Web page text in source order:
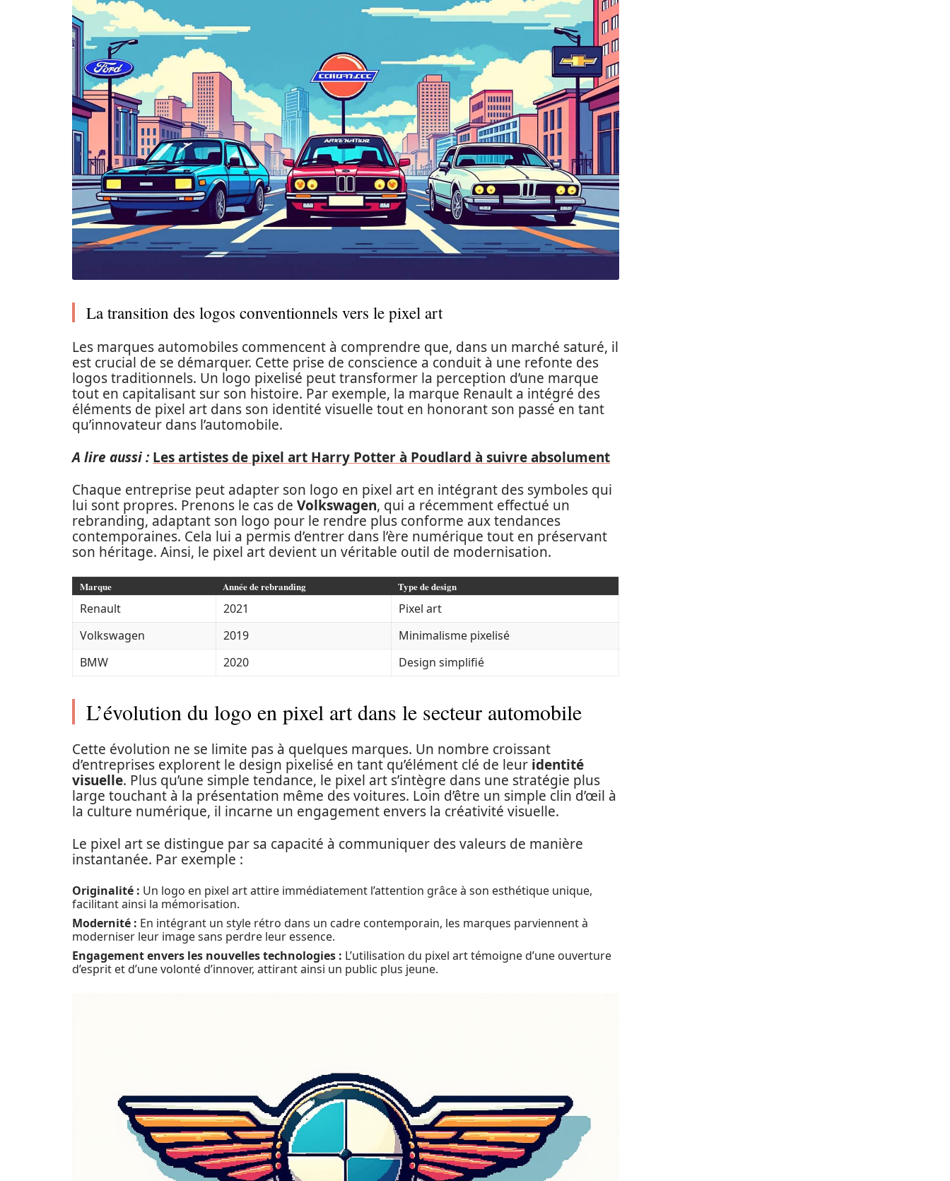
La transition des logos conventionnels vers le pixel art
Les marques automobiles commencent à comprendre que, dans un marché saturé, il
est crucial de se démarquer. Cette prise de conscience a conduit à une refonte des
logos traditionnels. Un logo pixelisé peut transformer la perception d’une marque
tout en capitalisant sur son histoire. Par exemple, la marque Renault a intégré des
éléments de pixel art dans son identité visuelle tout en honorant son passé en tant
qu’innovateur dans l’automobile.
A lire aussi : Les artistes de pixel art Harry Potter à Poudlard à suivre absolument
Chaque entreprise peut adapter son logo en pixel art en intégrant des symboles qui
lui sont propres. Prenons le cas de Volkswagen, qui a récemment effectué un
rebranding, adaptant son logo pour le rendre plus conforme aux tendances
contemporaines. Cela lui a permis d’entrer dans l’ère numérique tout en préservant
son héritage. Ainsi, le pixel art devient un véritable outil de modernisation.
Marque Année de rebranding Type de design
Renault 2021
Pixel art
Volkswagen
2019
Minimalisme pixelisé
BMW
2020 Design simplifié
L’évolution du logo en pixel art dans le secteur automobile
Cette évolution ne se limite pas à quelques marques. Un nombre croissant
d’entreprises explorent le design pixelisé en tant qu’élément clé de leur identité
visuelle. Plus qu’une simple tendance, le pixel art s’intègre dans une stratégie plus
large touchant à la présentation même des voitures. Loin d’être un simple clin d’œil à
la culture numérique, il incarne un engagement envers la créativité visuelle.
Le pixel art se distingue par sa capacité à communiquer des valeurs de manière
instantanée. Par exemple :
Originalité : Un logo en pixel art attire immédiatement l’attention grâce à son esthétique unique,
facilitant ainsi la mémorisation.
Modernité : En intégrant un style rétro dans un cadre contemporain, les marques parviennent à
moderniser leur image sans perdre leur essence.
Engagement envers les nouvelles technologies : L’utilisation du pixel art témoigne d’une ouverture
d’esprit et d’une volonté d’innover, attirant ainsi un public plus jeune.